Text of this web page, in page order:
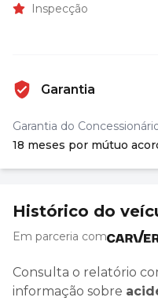
Inspecção
Garantia
Garantia do
18 meses por mútuo
Histórico do
Em parceria com
Consulta o relatório
informação sobre